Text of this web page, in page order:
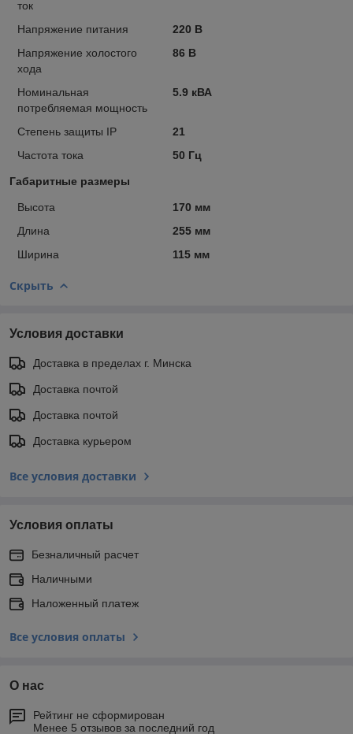
ток
Напряжение питания
220 В
Напряжение холостого
хода
86 В
Номинальная
потребляемая мощность
5.9 кВА
Степень защиты IP
21
Частота тока
50 Гц
Габаритные размеры
Высота
170 мм
Длина
255 мм
Ширина
115 мм
Скрыть
Условия доставки
Доставка в пределах г. Минска
Доставка почтой
Доставка почтой
Доставка курьером
Все условия доставки
Условия оплаты
Безналичный расчет
Наличными
Наложенный платеж
Все условия оплаты
О нас
Рейтинг не сформирован
Менее 5 отзывов за последний год